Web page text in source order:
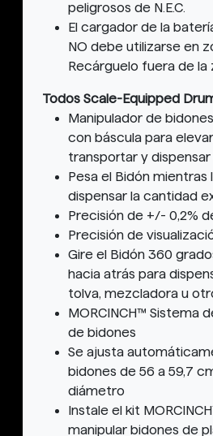
peligrosos de N.E.C.
El cargador de la
NO debe utilizarse en
Recárguelo fuera de la
Todos Scale-Equipped
Manipulador de
con báscula para
transportar y dispensar
Pesa el Bidón mientras
dispensar la cantidad
Precisión de +/- 0,2%
Precisión de
Gire el Bidón 360
hacia atrás para
tolva, mezcladora u
MORCINCH™ Sistema
de bidones
Se ajusta
bidones de 56 a 59,7
diámetro
Instale el kit
manipular bidones de